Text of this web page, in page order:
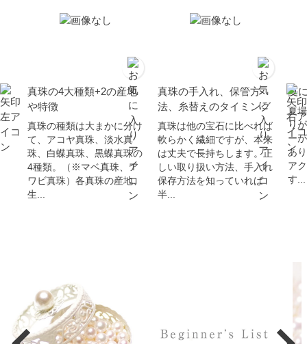
真珠の4大種類+2の産地
や特徴
真珠の種類は大まかに分け
て、アコヤ真珠、淡水真
珠、白蝶真珠、黒蝶真珠の
4種類。（※マベ真珠、ア
ワビ真珠）各真珠の産地、
生...
真珠の手入れ、保管方
法、糸替えのタイミング
真珠は他の宝石に比べれば
軟らかく繊細ですが、本来
は丈夫で長持ちします。正
しい取り扱い方法、手入れ
保存方法を知っていれば
半...
夏
夏
り
ー
あ
ア
す...